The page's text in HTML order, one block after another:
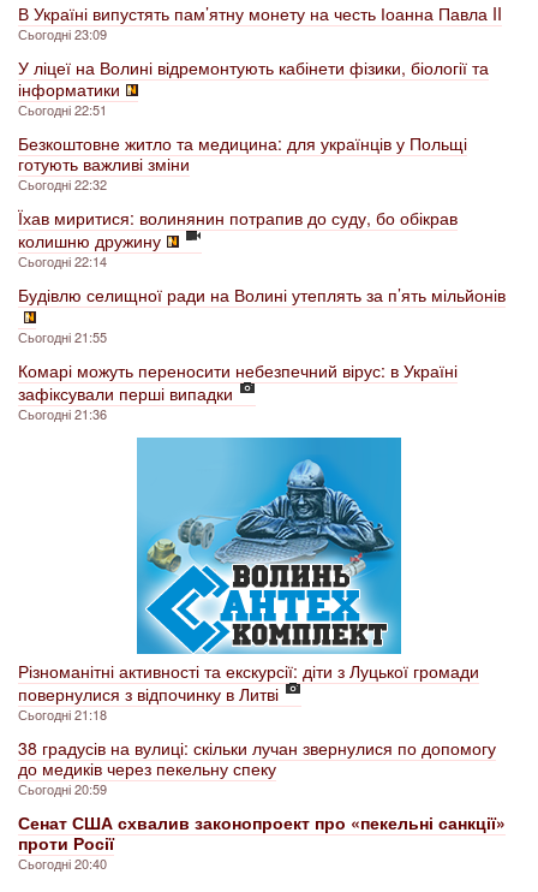
В Україні випустять пам’ятну монету на честь Іоанна Павла II
Сьогодні 23:09
У ліцеї на Волині відремонтують кабінети фізики, біології та
інформатики
Сьогодні 22:51
Безкоштовне житло та медицина: для українців у Польщі
готують важливі зміни
Сьогодні 22:32
Їхав миритися: волинянин потрапив до суду, бо обікрав
колишню дружину
Сьогодні 22:14
Будівлю селищної ради на Волині утеплять за п’ять мільйонів
Сьогодні 21:55
Комарі можуть переносити небезпечний вірус: в Україні
зафіксували перші випадки
Сьогодні 21:36
Різноманітні активності та екскурсії: діти з Луцької громади
повернулися з відпочинку в Литві
Сьогодні 21:18
38 градусів на вулиці: скільки лучан звернулися по допомогу
до медиків через пекельну спеку
Сьогодні 20:59
Сенат США схвалив законопроект про «пекельні санкції»
проти Росії
Сьогодні 20:40